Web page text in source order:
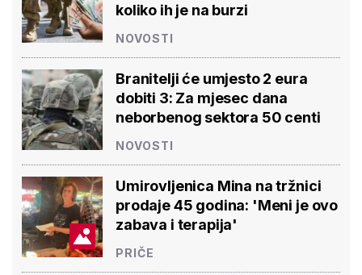
koliko ih je na burzi
NOVOSTI
Branitelji će umjesto 2 eura
dobiti 3: Za mjesec dana
neborbenog sektora 50 centi
NOVOSTI
Umirovljenica Mina na tržnici
prodaje 45 godina: 'Meni je ovo
zabava i terapija'
PRIČE